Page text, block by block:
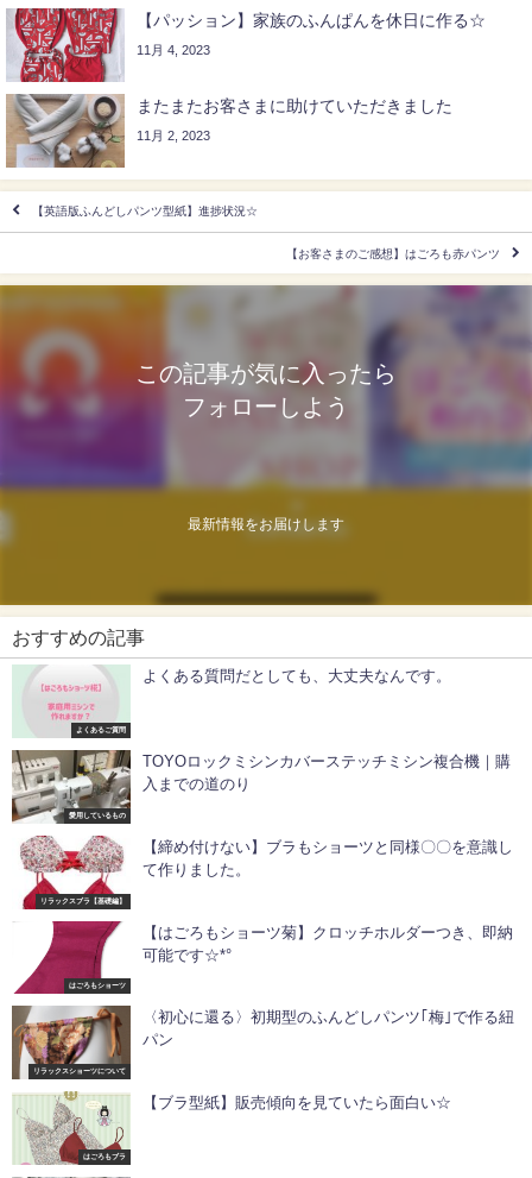
【パッション】家族のふんぱんを休日に作る☆
11月 4, 2023
またまたお客さまに助けていただきました
11月 2, 2023
【英語版ふんどしパンツ型紙】進捗状況☆
【お客さまのご感想】はごろも赤パンツ
この記事が気に入ったら
フォローしよう
最新情報をお届けします
おすすめの記事
よくあるご質問
よくある質問だとしても、大丈夫なんです。
愛用しているもの
TOYOロックミシンカバーステッチミシン複合機｜購
入までの道のり
リラックスブラ【基礎編】
【締め付けない】ブラもショーツと同様〇〇を意識し
て作りました。
はごろもショーツ
【はごろもショーツ菊】クロッチホルダーつき、即納
可能です☆*°
リラックスショーツについて
〈初心に還る〉初期型のふんどしパンツ｢梅｣で作る紐
パン
はごろもブラ
【ブラ型紙】販売傾向を見ていたら面白い☆